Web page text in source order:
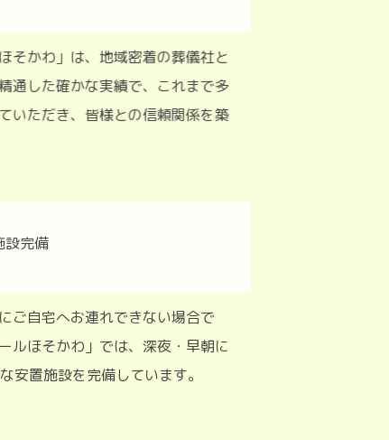
そかわ」は、地域密着の葬儀社と
通した確かな実績で、これまで多
いただき、皆様との信頼関係を築
ご自宅へお連れできない場合で
ルほそかわ」では、深夜・早朝に
置施設を完備しています。